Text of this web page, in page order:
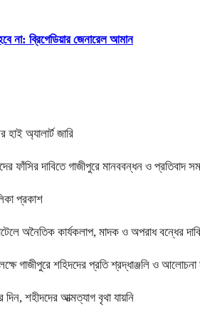
না: ব্রিগেডিয়ার জেনারেল আমান
হাই অ্যালার্ট জারি
ফাঁসির দাবিতে গাজীপুরে মানববন্ধন ও প্রতিবাদ
প্রকাশ
অনৈতিক কার্যকলাপ, মাদক ও অপরাধ বন্ধের
গাজীপুরে শহিদদের প্রতি শ্রদ্ধাঞ্জলি ও আলোচনা
শহীদদের আত্মত্যাগ বৃথা যায়নি